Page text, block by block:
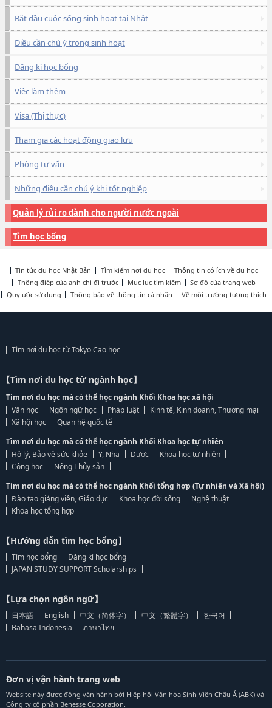
Bắt đầu cuộc sống sinh hoạt tại Nhật
Điều cần chú ý trong sinh hoạt
Đăng kí học bổng
Việc làm thêm
Visa (Thị thực)
Tham gia các hoạt động giao lưu
Phòng tư vấn
Những điều cần chú ý khi tốt nghiệp
Quản lý rủi ro dành cho người nước ngoài
Tìm học bổng
Tin tức du học Nhật Bản Tìm kiếm nơi du học
Thông tin có ích về du học
Thông điệp của anh chị đi trước
Mục lục tìm kiếm
Sơ đồ của trang web
Quy ước sử dụng
Thông báo về thông tin cá nhân Về môi trường tương thích
Tìm nơi du học từ Tokyo Cao học
【Tìm nơi du học từ ngành học】
Tìm nơi du học mà có thể học ngành Khối Khoa học xã hội
Văn học
Ngôn ngữ học Pháp luật
Kinh tế, Kinh doanh, Thương mại
Xã hội học
Quan hệ quốc tế
Tìm nơi du học mà có thể học ngành Khối Khoa học tự nhiên
Hộ lý, Bảo vệ sức khỏe
Y, Nha Dược
Khoa học tự nhiên
Công học
Nông Thủy sản
Tìm nơi du học mà có thể học ngành Khối tổng hợp (Tự nhiên và Xã hội)
Đào tạo giảng viên, Giáo dục
Khoa học đời sống
Nghệ thuật
Khoa học tổng hợp
【Hướng dẫn tìm học bổng】
Tìm học bổng
Đăng kí học bổng
JAPAN STUDY SUPPORT Scholarships
【Lựa chọn ngôn ngữ】
日本語 English 中文（简体字） 中文（繁體字）
한국어
Bahasa Indonesia
ภาษาไทย
Đơn vị vận hành trang web
Website này được đồng vận hành bởi Hiệp hội Văn hóa Sinh Viên Châu Á (ABK) và
Công ty cổ phần Benesse Coporation.